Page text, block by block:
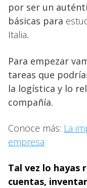
por ser un
básicas para
Italia.
Para empezar
tareas que
la logística y lo
compañía.
Conoce más: La
empresa
Tal vez lo hayas
cuentas,